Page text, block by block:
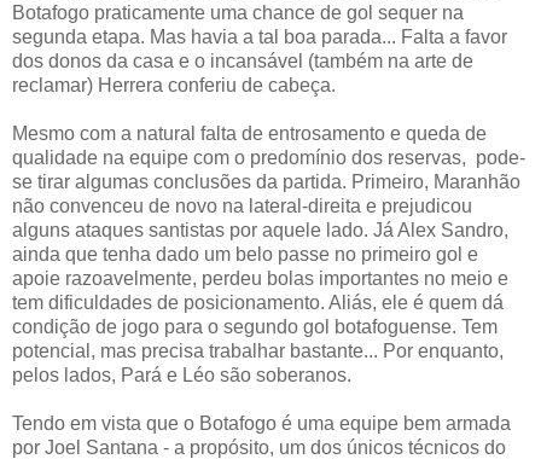
Botafogo praticamente uma chance de gol sequer na
segunda etapa. Mas havia a tal boa parada... Falta a favor
dos donos da casa e o incansável (também na arte de
reclamar) Herrera conferiu de cabeça.
Mesmo com a natural falta de entrosamento e queda de
qualidade na equipe com o predomínio dos reservas, pode-
se tirar algumas conclusões da partida. Primeiro, Maranhão
não convenceu de novo na lateral-direita e prejudicou
alguns ataques santistas por aquele lado. Já Alex Sandro,
ainda que tenha dado um belo passe no primeiro gol e
apoie razoavelmente, perdeu bolas importantes no meio e
tem dificuldades de posicionamento. Aliás, ele é quem dá
condição de jogo para o segundo gol botafoguense. Tem
potencial, mas precisa trabalhar bastante... Por enquanto,
pelos lados, Pará e Léo são soberanos.
Tendo em vista que o Botafogo é uma equipe bem armada
por Joel Santana - a propósito, um dos únicos técnicos do